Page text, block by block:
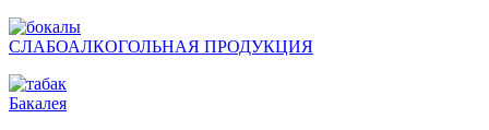
СЛАБОАЛКОГОЛЬНАЯ ПРОДУКЦИЯ
Бакалея